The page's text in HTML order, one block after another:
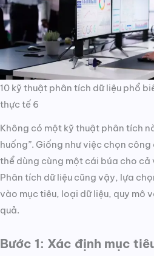
10 kỹ thuật phân tích dữ liệu phổ
thực tế 6
Không có một kỹ thuật phân tích
huống”. Giống như việc chọn
thể dùng cùng một cái búa cho
Phân tích dữ liệu cũng vậy, lựa
vào mục tiêu, loại dữ liệu, quy mô
quả.
Bước 1: Xác định mục